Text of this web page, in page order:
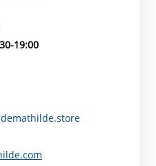
19:00